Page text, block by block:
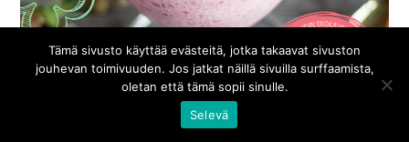
Tämä sivusto käyttää evästeitä, jotka takaavat sivuston
jouhevan toimivuuden. Jos jatkat näillä sivuilla surffaamista,
oletan että tämä sopii sinulle.
Selevä